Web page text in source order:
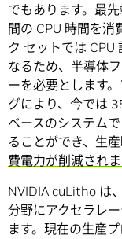
でもあります。最
間の CPU 時間を消
ク セットでは
なるため、半導体
ーを必要とします
グにより、今では
ベースのシステム
ることができ、生産
費電力が削減され
NVIDIA cuLitho は
分野にアクセラレ
ます。現在の生産